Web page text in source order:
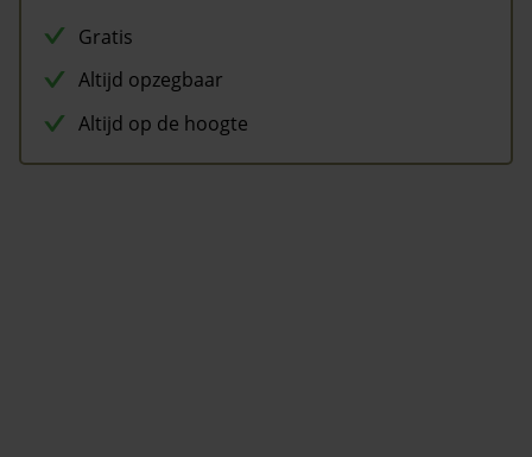
Gratis
Altijd opzegbaar
Altijd op de hoogte